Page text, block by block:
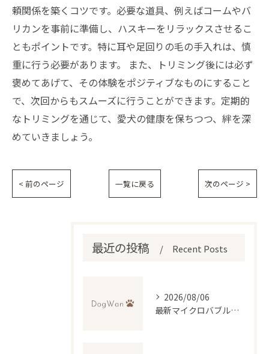
頼関係を築くコツです。必要な道具、例えばコームやバ
リカンを事前に準備し、ハスキーをリラックスさせるこ
ともポイントです。特に耳や足回りの毛の手入れは、慎
重に行う必要があります。 また、トリミング後には必ず
褒めてあげて、その体験をポジティブなものにすること
で、次回からもスムーズに行うことができます。定期的
なトリミングを通じて、愛犬の健康を保ちつつ、絆を深
めていきましょう。
< 前のページ 一覧に戻る 次のページ >
最近の投稿 Recent Posts
2026/08/06
最新マイクロバブル技術で理想のふわふわ仕上げを実現するトリミング法